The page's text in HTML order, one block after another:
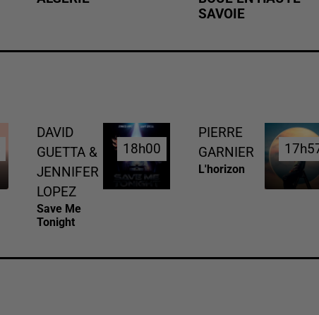
SAVOIE
DAVID
GUETTA &
JENNIFER
LOPEZ
Save Me
Tonight
18h00
18h00
PIERRE
GARNIER
L'horizon